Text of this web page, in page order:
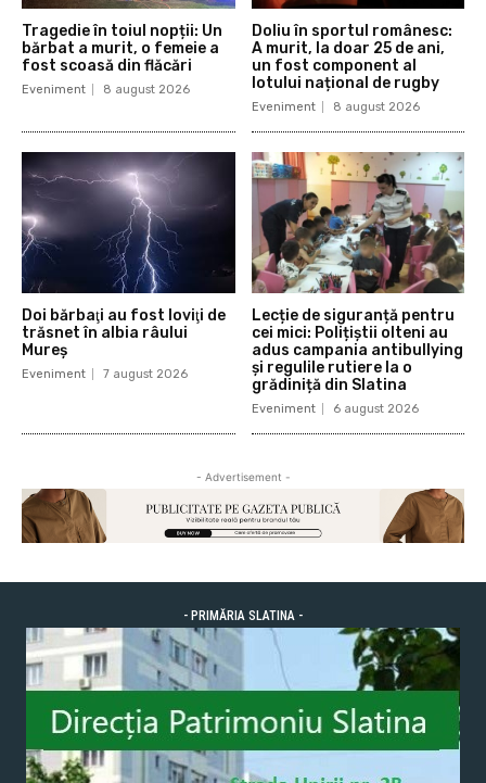
Tragedie în toiul nopții: Un
bărbat a murit, o femeie a
fost scoasă din flăcări
Eveniment 8 august 2026
Doliu în sportul românesc:
A murit, la doar 25 de ani,
un fost component al
lotului național de rugby
Eveniment 8 august 2026
Doi bărbaţi au fost loviţi de
trăsnet în albia râului
Mureș
Eveniment 7 august 2026
Lecție de siguranță pentru
cei mici: Polițiștii olteni au
adus campania antibullying
și regulile rutiere la o
grădiniță din Slatina
Eveniment 6 august 2026
- Advertisement -
- PRIMĂRIA SLATINA -